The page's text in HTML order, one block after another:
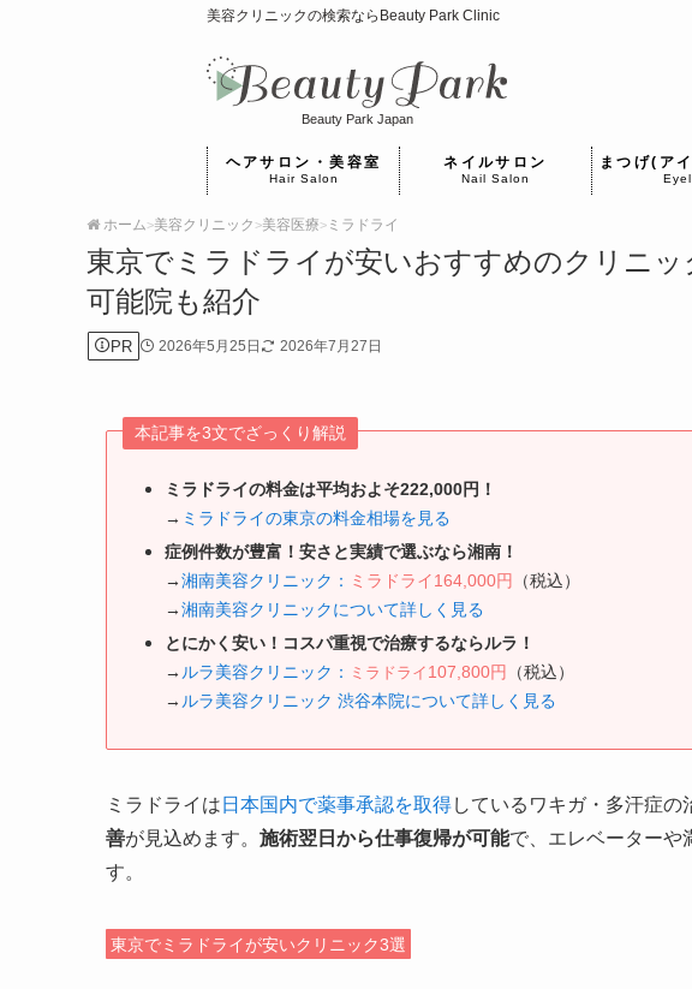
美容クリニックの検索ならBeauty Park Clinic
Beauty Park Japan
ヘアサロン・美容室
Hair Salon
ネイルサロン
Nail Salon
まつげ(ア
ホーム>美容クリニック >美容医療> ミラドライ
東京でミラドライが安いおすすめのクリニ
可能院も紹介
PR 2026年5月25日 2026年7月27日
本記事を3文でざっくり解説
ミラドライの料金は平均およそ222,000円！
→ ミラドライの東京の料金相場を見る
症例件数が豊富！安さと実績で選ぶなら湘南！
→湘南美容クリニック： ミラドライ164,000円
（税込）
→湘南美容クリニックについて詳しく見る
とにかく安い！コスパ重視で治療するならルラ！
→ ルラ美容クリニック： ミラドライ 107,800円
（税込）
→ ルラ美容クリニック 渋谷本院について詳しく見る
ミラドライは 日本国内で薬事承認を取得しているワキガ・多汗症の
善が見込めます。 施術翌日から仕事復帰が可能で、エレベーターや
す。
東京でミラドライが安いクリニック3選